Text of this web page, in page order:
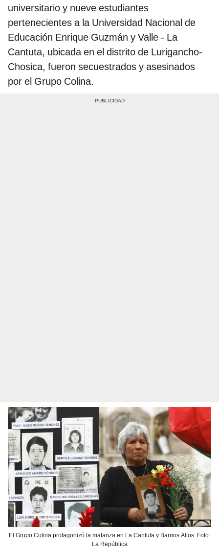
universitario y nueve estudiantes
pertenecientes a la Universidad Nacional de
Educación Enrique Guzmán y Valle - La
Cantuta, ubicada en el distrito de Lurigancho-
Chosica, fueron secuestrados y asesinados
por el Grupo Colina.
El Grupo Colina protagonizó la matanza en La Cantuta y Barrios Altos. Foto:
La República